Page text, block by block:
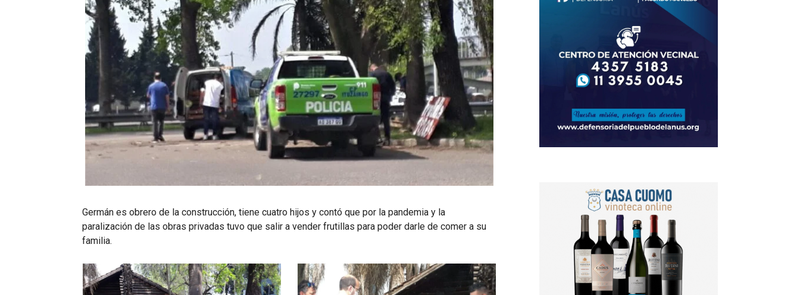
Germán es obrero de la construcción, tiene cuatro hijos y contó que por la pandemia y la
paralización de las obras privadas tuvo que salir a vender frutillas para poder darle de comer a su
familia.